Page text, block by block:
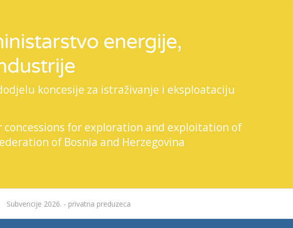
energije,
koncesije za istraživanje i eksploataciju
for exploration and exploitation of
of Bosnia and Herzegovina
Subvencije 2026. - privatna preduzeca